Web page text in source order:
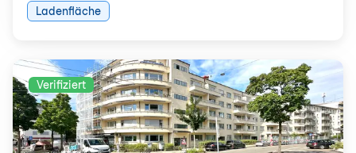
Ladenfläche
Verifiziert